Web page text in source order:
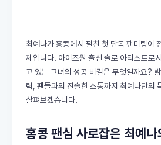
최예나가 홍콩에서 펼친 첫 단독 팬미팅이
제입니다. 아이즈원 출신 솔로 아티스트로
고 있는 그녀의 성공 비결은 무엇일까요?
력, 팬들과의 진솔한 소통까지 최예나만의
살펴보겠습니다.
홍콩 팬심 사로잡은 최예나